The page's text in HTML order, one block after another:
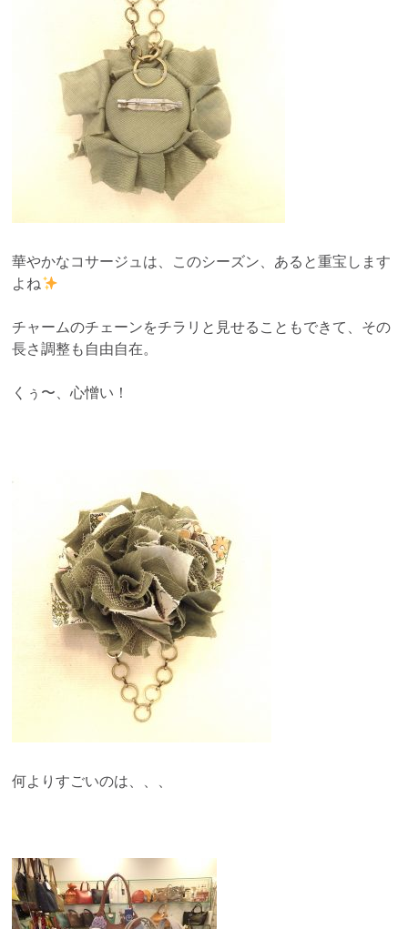
華やかなコサージュは、このシーズン、あると重宝します
よね
チャームのチェーンをチラリと見せることもできて、その
長さ調整も自由自在。
くぅ〜、心憎い！
何よりすごいのは、、、